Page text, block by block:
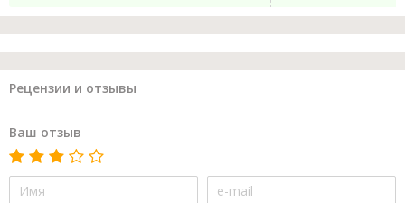
Рецензии и отзывы
Ваш отзыв